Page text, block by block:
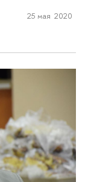
25 мая 2020